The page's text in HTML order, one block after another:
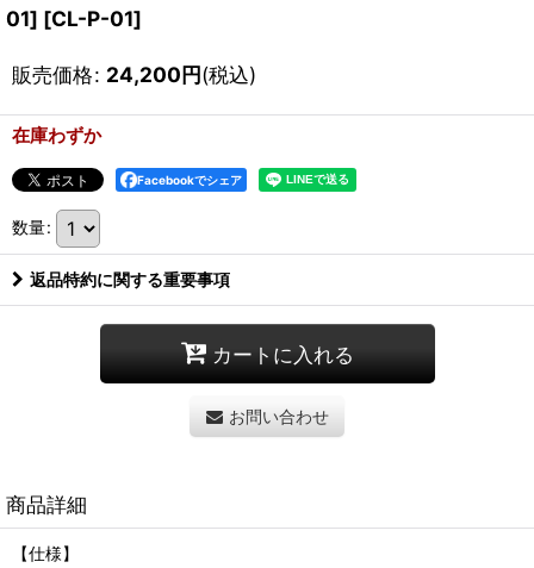
01] [CL-P-01]
販売価格: 24,200円(税込)
在庫わずか
Facebookでシェア
数量:
返品特約に関する重要事項
カートに入れる
お問い合わせ
商品詳細
【仕様】